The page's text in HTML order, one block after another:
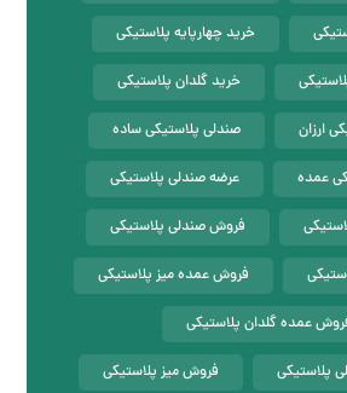
خرید چهارپایه پلاستیکی
خرید گلدان پلاستیکی
ارزان صندلی پلاستیکی ساده
عمده عرضه صندلی پلاستیکی
فروش صندلی پلاستیکی
فروش عمده میز پلاستیکی
عمده گلدان پلاستیکی
پلاستیکی فروش میز پلاستیکی